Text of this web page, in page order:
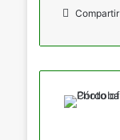
Compartir